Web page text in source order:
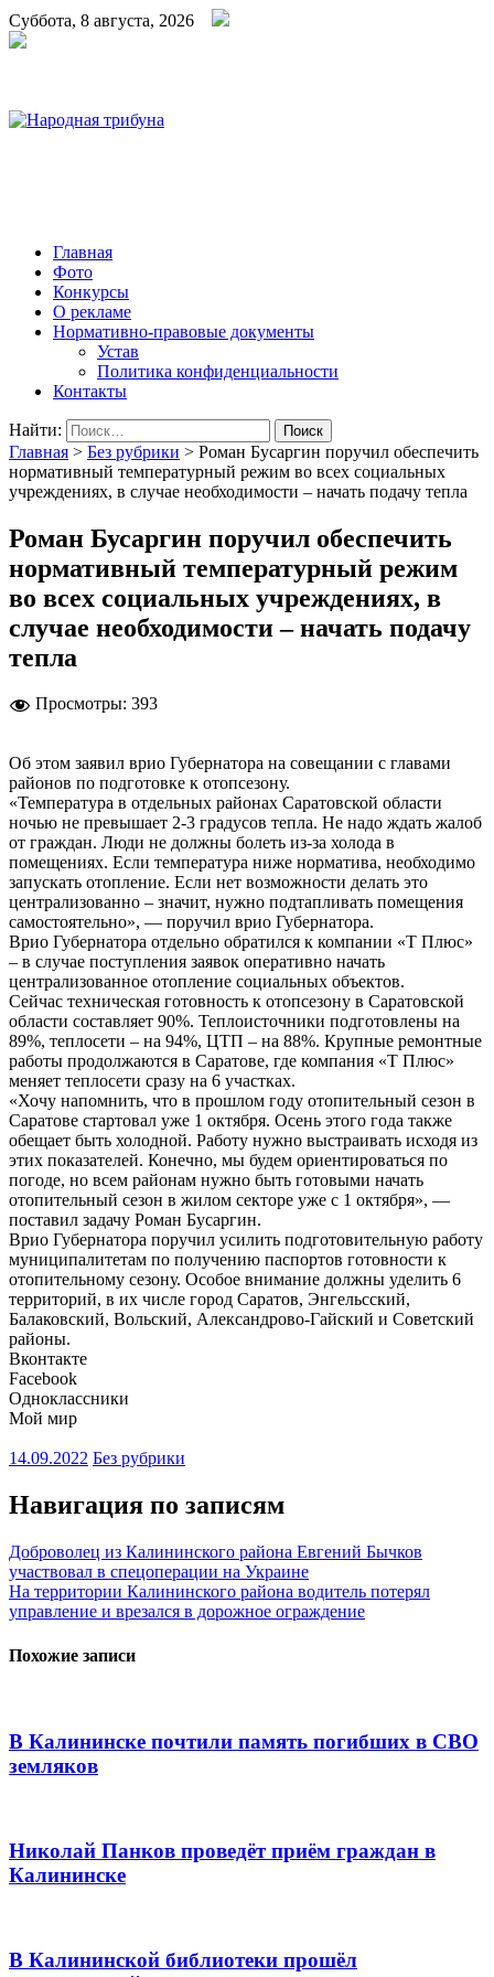
Суббота, 8 августа, 2026
Главная
Фото
Конкурсы
О рекламе
Нормативно-правовые документы
Устав
Политика конфиденциальности
Контакты
Найти:
Главная > Без рубрики > Роман Бусаргин поручил обеспечить
нормативный температурный режим во всех социальных
учреждениях, в случае необходимости – начать подачу тепла
Роман Бусаргин поручил обеспечить
нормативный температурный режим
во всех социальных учреждениях, в
случае необходимости – начать подачу
тепла
Просмотры: 393
Об этом заявил врио Губернатора на совещании с главами
районов по подготовке к отопсезону.
«Температура в отдельных районах Саратовской области
ночью не превышает 2-3 градусов тепла. Не надо ждать жалоб
от граждан. Люди не должны болеть из-за холода в
помещениях. Если температура ниже норматива, необходимо
запускать отопление. Если нет возможности делать это
централизованно – значит, нужно подтапливать помещения
самостоятельно», — поручил врио Губернатора.
Врио Губернатора отдельно обратился к компании «Т Плюс»
– в случае поступления заявок оперативно начать
централизованное отопление социальных объектов.
Сейчас техническая готовность к отопсезону в Саратовской
области составляет 90%. Теплоисточники подготовлены на
89%, теплосети – на 94%, ЦТП – на 88%. Крупные ремонтные
работы продолжаются в Саратове, где компания «Т Плюс»
меняет теплосети сразу на 6 участках.
«Хочу напомнить, что в прошлом году отопительный сезон в
Саратове стартовал уже 1 октября. Осень этого года также
обещает быть холодной. Работу нужно выстраивать исходя из
этих показателей. Конечно, мы будем ориентироваться по
погоде, но всем районам нужно быть готовыми начать
отопительный сезон в жилом секторе уже с 1 октября», —
поставил задачу Роман Бусаргин.
Врио Губернатора поручил усилить подготовительную работу
муниципалитетам по получению паспортов готовности к
отопительному сезону. Особое внимание должны уделить 6
территорий, в их числе город Саратов, Энгельсский,
Балаковский, Вольский, Александрово-Гайский и Советский
районы.
Вконтакте
Facebook
Одноклассники
Мой мир
14.09.2022 Без рубрики
Навигация по записям
Доброволец из Калининского района Евгений Бычков
участвовал в спецоперации на Украине
На территории Калининского района водитель потерял
управление и врезался в дорожное ограждение
Похожие записи
В Калининске почтили память погибших в СВО
земляков
Николай Панков проведёт приём граждан в
Калининске
В Калининской библиотеки прошёл